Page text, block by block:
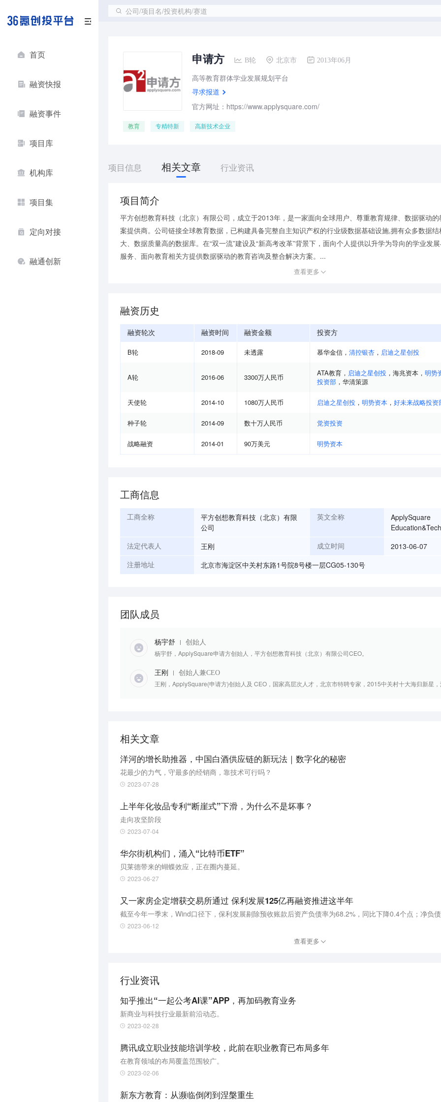
首页
融资快报
融资事件
项目库
机构库
项目集
定向对接
融通创新
公司/项目名/投资机构/赛道
申请方 B轮 北京市 2013年06月
高等教育群体学业发展规划平台
寻求报道
官方网址：https://www.applysquare.com/
教育 专精特新 高新技术企业
项目信息 相关文章 行业资讯
项目简介
平方创想教育科技（北京）有限公司，成立于2013年，是一家面向全球用户、尊重教育规律、数据驱动
案提供商。公司链接全球教育数据，已构建具备完整自主知识产权的行业级数据基础设施,拥有众多数据
大、数据质量高的数据库。在“双一流”建设及“新高考改革”背景下，面向个人提供以升学为导向的学业发
服务、面向教育相关方提供数据驱动的教育咨询及整合解决方案。...
查看更多
融资历史
融资轮次 融资时间 融资金额 投资方
B轮 2018-09 未透露 慕华金信 ， 清控银杏 ， 启迪之星创投
A轮 2016-06 3300万人民币 ATA教育 ， 启迪之星创投 ， 海兆资本 ， 明势
投资部 ， 华清策源
天使轮 2014-10 1080万人民币 启迪之星创投 ， 明势资本 ， 好未来战略投资
种子轮 2014-09 数十万人民币 觉资投资
战略融资 2014-01 90万美元 明势资本
工商信息
工商全称
平方创想教育科技（北京）有限
公司
英文全称
ApplySquare
法定代表人 王刚 成立时间 2013-06-07
注册地址 北京市海淀区中关村东路1号院8号楼一层CG05-130号
团队成员
杨宇舒 创始人
杨宇舒，ApplySquare申请方创始人，平方创想教育科技（北京）有限公司CEO。
王刚 创始人兼CEO
王刚，ApplySquare(申请方)创始人及 CEO，国家高层次人才，北京市特聘专家，2015中关村十大海归新星，
相关文章
洋河的增长助推器，中国白酒供应链的新玩法｜数字化的秘密
花最少的力气，守最多的经销商，靠技术可行吗？
2023-07-28
上半年化妆品专利“断崖式”下滑，为什么不是坏事？
走向攻坚阶段
2023-07-04
华尔街机构们，涌入“比特币ETF”
贝莱德带来的蝴蝶效应，正在圈内蔓延。
2023-06-27
又一家房企定增获交易所通过 保利发展125亿再融资推进这半年
2023-06-12
查看更多
行业资讯
知乎推出“一起公考AI课”APP，再加码教育业务
新商业与科技行业最新前沿动态。
2023-02-28
腾讯成立职业技能培训学校，此前在职业教育已布局多年
在教育领域的布局覆盖范围较广。
2023-02-06
新东方教育：从濒临倒闭到涅槃重生